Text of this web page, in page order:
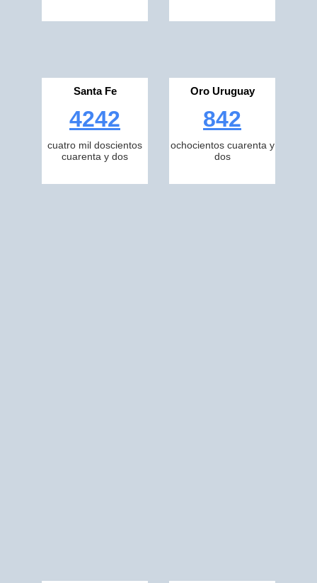
Santa Fe
4242
cuatro mil doscientos
cuarenta y dos
Oro Uruguay
842
ochocientos cuarenta y
dos